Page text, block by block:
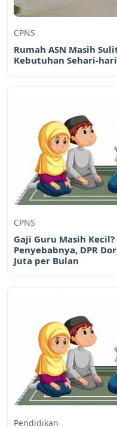
CPNS
Rumah ASN Masih
Kebutuhan Sehari-hari
CPNS
Gaji Guru Masih
Penyebabnya, DPR
Juta per Bulan
Pendidikan